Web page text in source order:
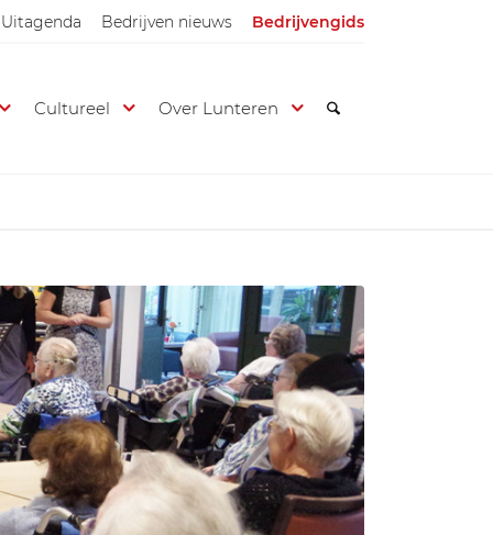
Uitagenda Bedrijven nieuws Bedrijvengids
Cultureel Over Lunteren